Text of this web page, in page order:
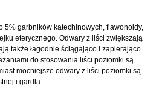
5% garbników katechinowych, flawonoidy,
eterycznego. Odwary z liści zwiększają
także łagodnie ściągająco i zapierająco
do stosowania liści poziomki są
mocniejsze odwary z liści poziomki są
i gardła.